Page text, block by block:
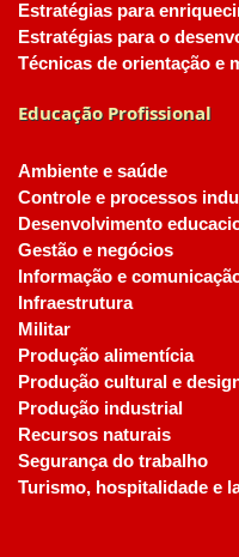
Estratégias para
Estratégias para o
Técnicas de orientação e
Educação Profissional
Ambiente e saúde
Controle e processos
Desenvolvimento
Gestão e negócios
Informação e
Infraestrutura
Militar
Produção alimentícia
Produção cultural e
Produção industrial
Recursos naturais
Segurança do trabalho
Turismo, hospitalidade e